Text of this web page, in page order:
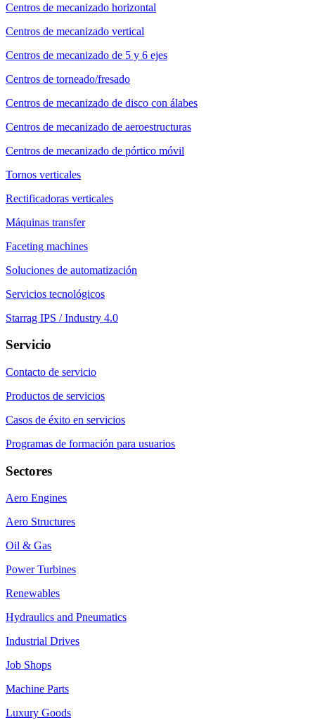
Centros de mecanizado horizontal
Centros de mecanizado vertical
Centros de mecanizado de 5 y 6 ejes
Centros de torneado/fresado
Centros de mecanizado de disco con álabes
Centros de mecanizado de aeroestructuras
Centros de mecanizado de pórtico móvil
Tornos verticales
Rectificadoras verticales
Máquinas transfer
Faceting machines
Soluciones de automatización
Servicios tecnológicos
Starrag IPS / Industry 4.0
Servicio
Contacto de servicio
Productos de servicios
Casos de éxito en servicios
Programas de formación para usuarios
Sectores
Aero Engines
Aero Structures
Oil & Gas
Power Turbines
Renewables
Hydraulics and Pneumatics
Industrial Drives
Job Shops
Machine Parts
Luxury Goods